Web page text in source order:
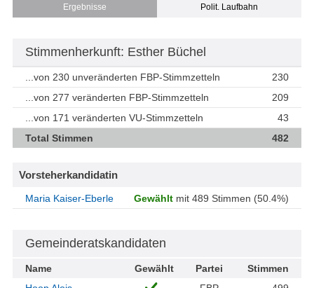
Ergebnisse Polit. Laufbahn
Stimmenherkunft: Esther Büchel
...von 230 unveränderten FBP-Stimmzetteln
230
...von 277 veränderten FBP-Stimmzetteln
209
...von 171 veränderten VU-Stimmzetteln
43
Total Stimmen
482
Vorsteherkandidatin
Maria Kaiser-Eberle Gewählt mit 489 Stimmen (50.4%)
Gemeinderatskandidaten
Name Gewählt Partei
Stimmen